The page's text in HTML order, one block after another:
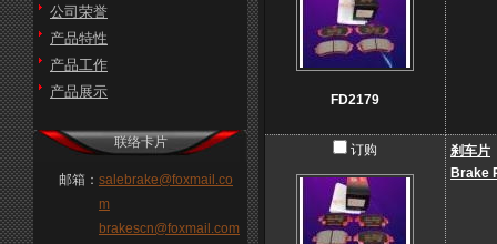
FD2179
订购
刹车片
Brake
公司荣誉
产品特性
产品工作
产品展示
联络卡片
邮箱： salebrake@foxmail.co
m
brakescn@foxmail.com